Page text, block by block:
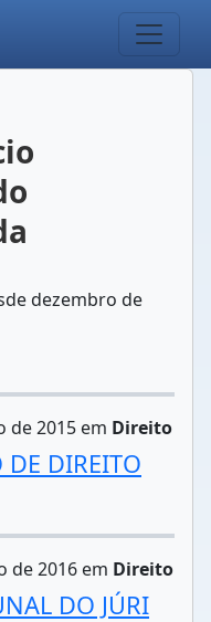
dezembro de
de 2015 em Direito
DE DIREITO
de 2016 em Direito
DO JÚRI